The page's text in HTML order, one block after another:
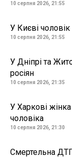
10 серпня 2026, 21:55
У Києві
10 серпня 2026, 21:55
У Дніпрі та
росіян
10 серпня 2026, 21:35
У Харкові
чоловіка
10 серпня 2026, 21:30
Смертельна